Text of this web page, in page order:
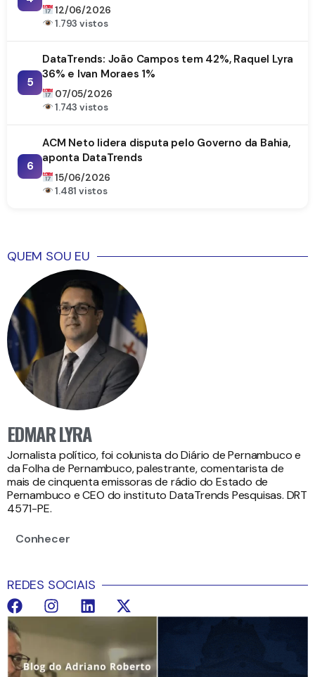
DataTrends
12/06/2026
1.793 vistos
5
DataTrends: João Campos tem 42%, Raquel Lyra
36% e Ivan Moraes 1%
07/05/2026
1.743 vistos
6
ACM Neto lidera disputa pelo Governo da Bahia,
aponta DataTrends
15/06/2026
1.481 vistos
QUEM SOU EU
EDMAR LYRA
Jornalista político, foi colunista do Diário de Pernambuco e
da Folha de Pernambuco, palestrante, comentarista de
mais de cinquenta emissoras de rádio do Estado de
Pernambuco e CEO do instituto DataTrends Pesquisas. DRT
4571-PE.
Conhecer
REDES SOCIAIS